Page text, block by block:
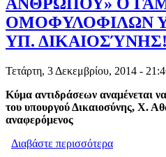
ΟΜΟΦΥΛΟΦΙΛΩΝ
ΥΠ. ΔΙΚΑΙΟΣΎΝΗΣ!
Τετάρτη, 3 Δεκεμβρίου, 2014 -
Κύμα αντιδράσεων αναμένεται
του υπουργού Δικαιοσύνης, Χ.
αναφερόμενος
Διαβάστε περισσότερα